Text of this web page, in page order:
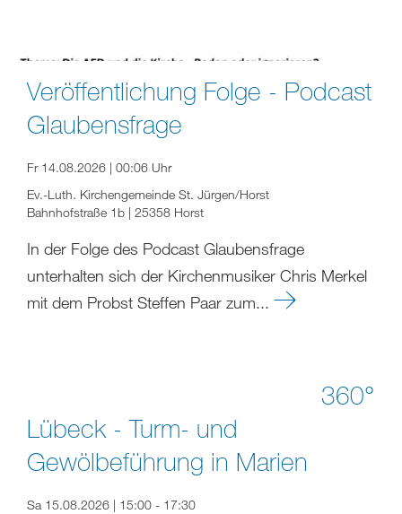
Veröffentlichung Folge - Podcast
Glaubensfrage
Fr 14.08.2026 | 00:06 Uhr
Ev.-Luth. Kirchengemeinde St. Jürgen/Horst
Bahnhofstraße 1b | 25358 Horst
In der Folge des Podcast Glaubensfrage
unterhalten sich der Kirchenmusiker Chris Merkel
mit dem Probst Steffen Paar zum...
360°
Lübeck - Turm- und
Gewölbeführung in Marien
Sa 15.08.2026 | 15:00 - 17:30